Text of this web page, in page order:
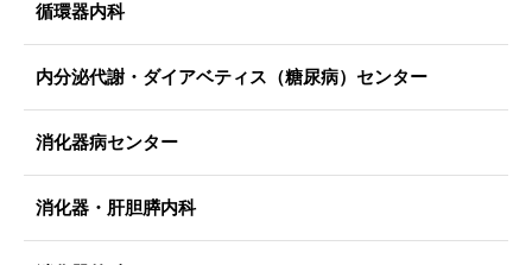
循環器内科
内分泌代謝・ダイアベティス（糖尿病）センター
消化器病センター
消化器・肝胆膵内科